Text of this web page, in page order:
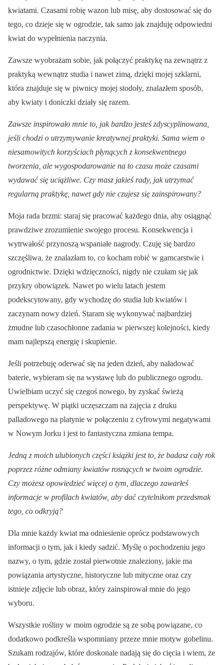
kwiatami. Czasami robię wazon lub misę, aby dostosować się do
tego, co dzieje się w ogrodzie, tak samo jak znajduję odpowiedni
kwiat do wypełnienia naczynia.
Zawsze wyobrażam sobie, jak połączyć praktykę na zewnątrz z
praktyką wewnątrz studia i nawet zimą, dzięki mojej szklarni,
która znajduje się w piwnicy mojej stodoły, znalazłem sposób,
aby kwiaty i doniczki działy się razem.
Zawsze inspirowało mnie to, jak bardzo jesteś zdyscyplinowana,
jeśli chodzi o utrzymywanie kreatywnej praktyki. Sama wiem o
niesamowitych korzyściach płynących z konsekwentnego
tworzenia, ale wygospodarowanie na to czasu może czasami
wydawać się uciążliwe. Czy masz jakieś rady, jak utrzymać
regularną praktykę, nawet gdy nie czujesz się zainspirowany?
Moja rada brzmi: staraj się pracować każdego dnia, aby osiągnąć
prawdziwe zrozumienie swojego procesu. Konsekwencja i
wytrwałość przynoszą wspaniałe nagrody. Czuję się bardzo
szczęśliwa, że znalazłam to, co kocham robić w garncarstwie i
ogrodnictwie. Dzięki wdzięczności, nigdy nie czułam się jak
przykry obowiązek. Nawet po wielu latach jestem
podekscytowany, gdy wychodzę do studia lub kwiatów i
zaczynam nowy dzień. Staram się wykonywać najbardziej
żmudne lub czasochłonne zadania w pierwszej kolejności, kiedy
mam najlepszą energię i skupienie.
Jeśli potrzebuję oderwać się na jeden dzień, aby naładować
baterie, wybieram się na wystawę lub do publicznego ogrodu.
Uwielbiam uczyć się czegoś nowego, by zyskać świeżą
perspektywę. W piątki uczęszczam na zajęcia z druku
palladowego na platynie w połączeniu z cyfrowymi negatywami
w Nowym Jorku i jest to fantastyczna zmiana tempa.
Jedną z moich ulubionych części książki jest to, że badasz cały rok
poprzez różne odmiany kwiatów rosnących w twoim ogrodzie.
Czy możesz opowiedzieć więcej o tym, dlaczego zawarłeś
informacje w profilach kwiatów, aby dać czytelnikom przedsmak
tego, co odkryją?
Dla mnie każdy kwiat ma odniesienie oprócz podstawowych
informacji o tym, jak i kiedy sadzić. Myślę o pochodzeniu jego
nazwy, o tym, gdzie został pierwotnie znaleziony, jakie ma
powiązania artystyczne, historyczne lub mityczne oraz czy
istnieje zdjęcie lub obraz, który zainspirował mnie do jego
wyboru.
Wszystkie rośliny w moim ogrodzie są ze sobą powiązane, co
dodatkowo podkreśla wspomniany przeze mnie motyw gobelinu.
Szukam rodzajów, które doskonale nadają się do cięcia i wiem, że